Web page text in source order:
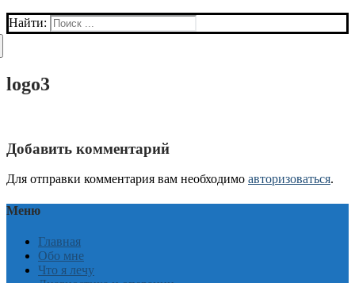
Найти:
logo3
Добавить комментарий
Для отправки комментария вам необходимо авторизоваться.
Меню
Главная
Обо мне
Что я лечу